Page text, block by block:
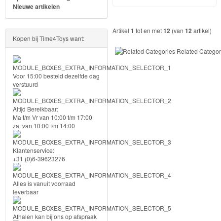
Forever
Friends
Spiderman
Disney
princess
Angry
Birds
Batman
Goede
dinosaurus
Dora
-
Artikel1 tot en met12 (van12 artikel)
Related
Nieuwe artikelen
Kopen bij Time4Toys want:
Voor 15:00 besteld dezelfde dag
verstuurd
Altijd Bereikbaar:
Ma t/m Vr van 10:00 t/m 17:00
za: van 10:00 t/m 14:00
Klantenservice:
+31 (0)6-39623276
Alles is vanuit voorraad
leverbaar
Afhalen kan bij ons op afspraak